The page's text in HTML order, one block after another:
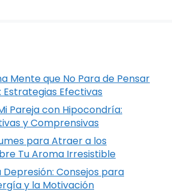
Mente que No Para de Pensar
Estrategias Efectivas
Pareja con Hipocondría:
y Comprensivas
para Atraer a los
Tu Aroma Irresistible
Consejos para
y la Motivación